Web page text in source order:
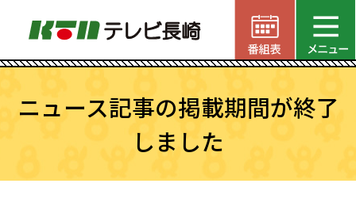
ニュース記事の掲載期間が終了
しました